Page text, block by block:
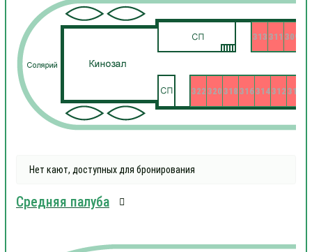
309
310
311
312
313
314
316
318
320
322
Нет кают, доступных для бронирования
Средняя палуба